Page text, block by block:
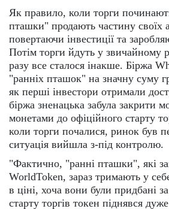
Як правило, коли торги
пташки" продають частину своїх
повертаючи інвестиції та
Потім торги йдуть у звичайному
разу все сталося інакше. Біржа
"ранніх пташок" на значну суму
як перші інвестори отримали
біржа зненацька забула закрити
монетами до офіційного старту
коли торги почалися, ринок був
ситуація вийшла з-під контролю.
"Фактично, "ранні пташки", які
WorldToken, зараз тримають у
в ціні, хоча вони були придбані
старту торгів токен піднявся